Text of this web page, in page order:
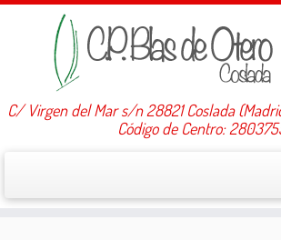
C/ Virgen del Mar s/n 28821 Coslada
Código de Centro: